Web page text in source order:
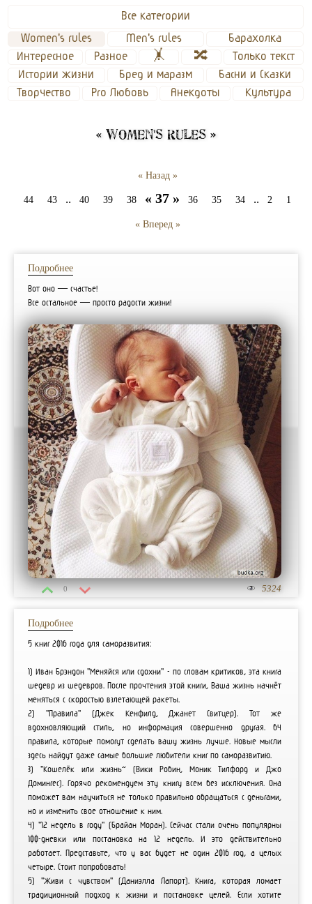
Все категории
Women's rules
Men's rules
Барахолка
Интересное
Разное 🤸 🔀
Только текст
Истории жизни
Бред и маразм
Басни и Сказки
Творчество
Pro Любовь Анекдоты Культура
« Women's rules »
« Назад »
44 43 .. 40 39 38 « 37 » 36 35 34 .. 2 1
« Вперед »
5324
0
Подробнее
Вот оно — счастье!
Все остальное — просто радости жизни!
Подробнее
5 книг 2016 года для саморазвития:
1) Иван Брэндон "Меняйся или сдохни" - по словам критиков, эта книга
шедевр из шедевров. После прочтения этой книги, Ваша жизнь начнёт
меняться с скоростью взлетающей ракеты.
2) "Правила" (Джек Кенфилд, Джанет Свитцер). Тот же
вдохновляющий стиль, но информация совершенно другая. 64
правила, которые помогут сделать вашу жизнь лучше. Новые мысли
здесь найдут даже самые большие любители книг по саморазвитию.
3) "Кошелёк или жизнь” (Вики Робин, Моник Тилфорд и Джо
Домингес). Горячо рекомендуем эту книгу всем без исключения. Она
поможет вам научиться не только правильно обращаться с деньгами,
но и изменить свое отношение к ним.
4) "12 недель в году" (Брайан Моран). Сейчас стали очень популярны
100-дневки или постановка на 12 недель. И это действительно
работает. Представьте, что у вас будет не один 2016 год, а целых
четыре. Стоит попробовать!
5) "Живи с чувством" (Даниэлла Лапорт). Книга, которая ломает
традиционный подход к жизни и постановке целей. Если хотите